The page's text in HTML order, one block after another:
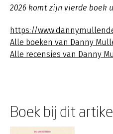
2026 komt zijn vierde boek
https://
Alle boeken van Danny
Alle recensies van Danny
Boek bij dit